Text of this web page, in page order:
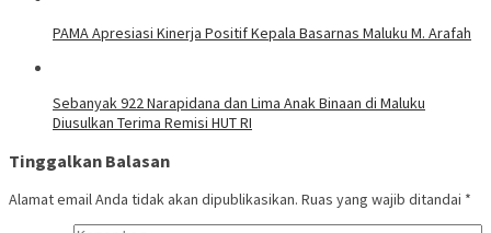
PAMA Apresiasi Kinerja Positif Kepala Basarnas Maluku M. Arafah
Sebanyak 922 Narapidana dan Lima Anak Binaan di Maluku
Diusulkan Terima Remisi HUT RI
Tinggalkan Balasan
Alamat email Anda tidak akan dipublikasikan. Ruas yang wajib ditandai *